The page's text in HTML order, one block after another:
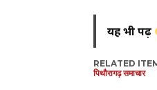
यह भी पढ़ें
RELATED
पिथौरागढ़ समाचार